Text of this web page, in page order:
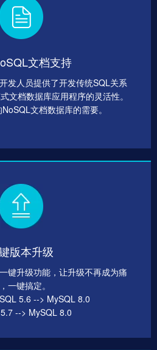
文档支持
发人员提供了开发传统SQL关系
文档数据库应用程序的灵活性。
文档数据库的需要。
版本升级
键升级功能，让升级不再成为痛
一键搞定。
5.6 --> MySQL 8.0
--> MySQL 8.0